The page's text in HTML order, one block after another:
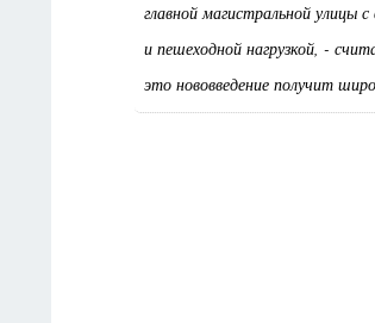
главной магистральной улицы
и пешеходной нагрузкой, -
это нововведение получит